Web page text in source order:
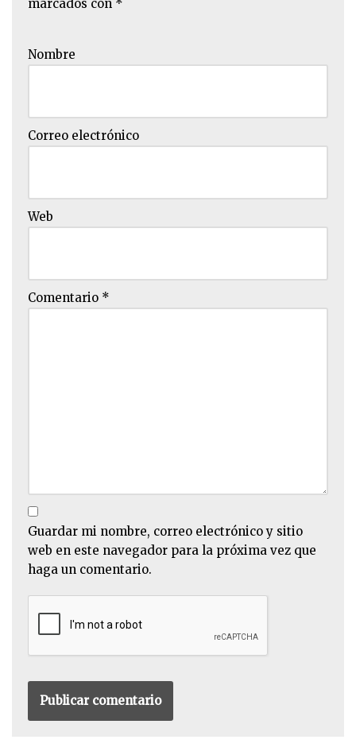
marcados con *
Nombre
Correo electrónico
Web
Comentario *
Guardar mi nombre, correo electrónico y sitio
web en este navegador para la próxima vez que
haga un comentario.